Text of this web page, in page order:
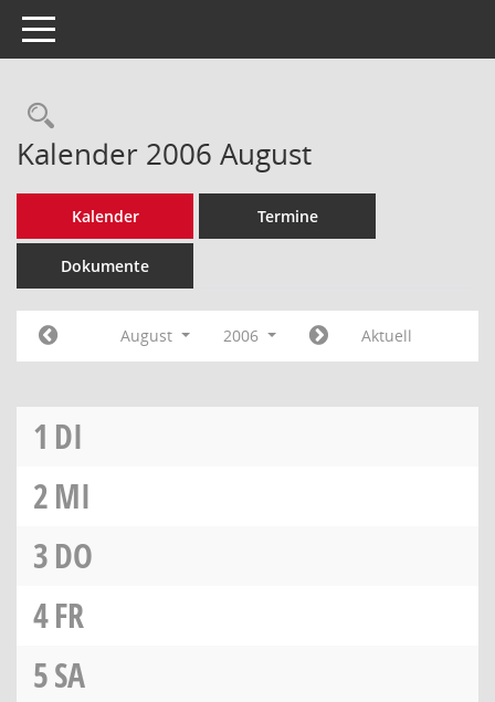
Toggle navigation
Rechercheauswahl
Kalender 2006 August
Kalender Termine
Dokumente
August 2006 Aktuell
1 DI
2MI
3DO
4FR
5SA